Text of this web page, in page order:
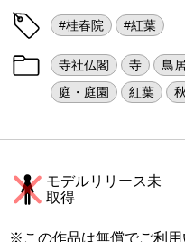
#桂春院 #紅葉
寺社仏閣 寺 鳥
庭・庭園
紅葉 秋
モデルリリース未
取得
※この作品は無償でご利